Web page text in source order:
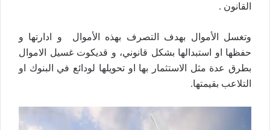
القانون .
وتغسل الأموال بهدف التصرف بهذه الأموال و ادارتها و
حفظها او استبدالها بشكل قانوني، و قديكوت غسيل الاموال
بطرق عدة مثل الاستثمار بها او تحويلها لودائع في البنوك او
التلاعب بقيمتها.